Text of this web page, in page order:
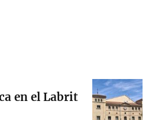
en el Labrit